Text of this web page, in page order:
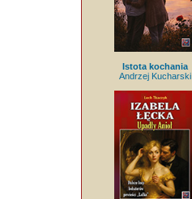
Istota kochania
Andrzej Kucharski